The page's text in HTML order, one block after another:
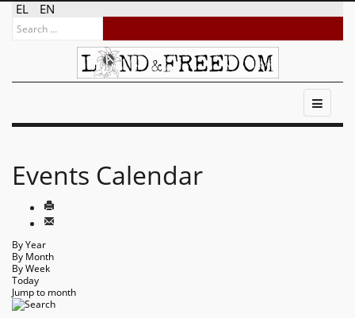
EL EN
Events Calendar
By Year
By Month
By Week
Today
Jump to month